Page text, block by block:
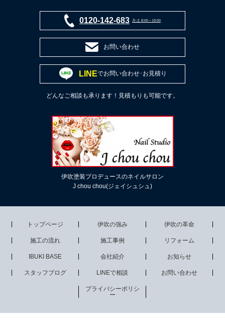
0120-142-683 月-土 8:00～19:00
お問い合わせ
LINEでお問い合わせ･お見積り
どんなご相談も承ります！見積もりも可能です。
伊吹塗装プロデュースのネイルサロン
J chou chou(ジェイシュシュ)
トップページ 伊吹の強み 伊吹の革命
施工の流れ 施工事例 リフォーム
IBUKI BASE 会社紹介 お知らせ
スタッフブログ LINEで相談 お問い合わせ
プライバシーポリシ
ー